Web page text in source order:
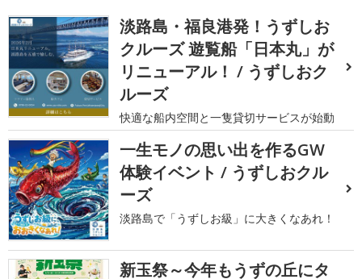
淡路島・福良港発！うずしお
クルーズ 遊覧船「日本丸」が
リニューアル！ / うずしおク
ルーズ
快適な船内空間と一隻貸切サービスが始動
一生モノの思い出を作るGW
体験イベント / うずしおクル
ーズ
淡路島で「うずしお級」に大きくなあれ！
新玉祭～今年もうずの丘にタ